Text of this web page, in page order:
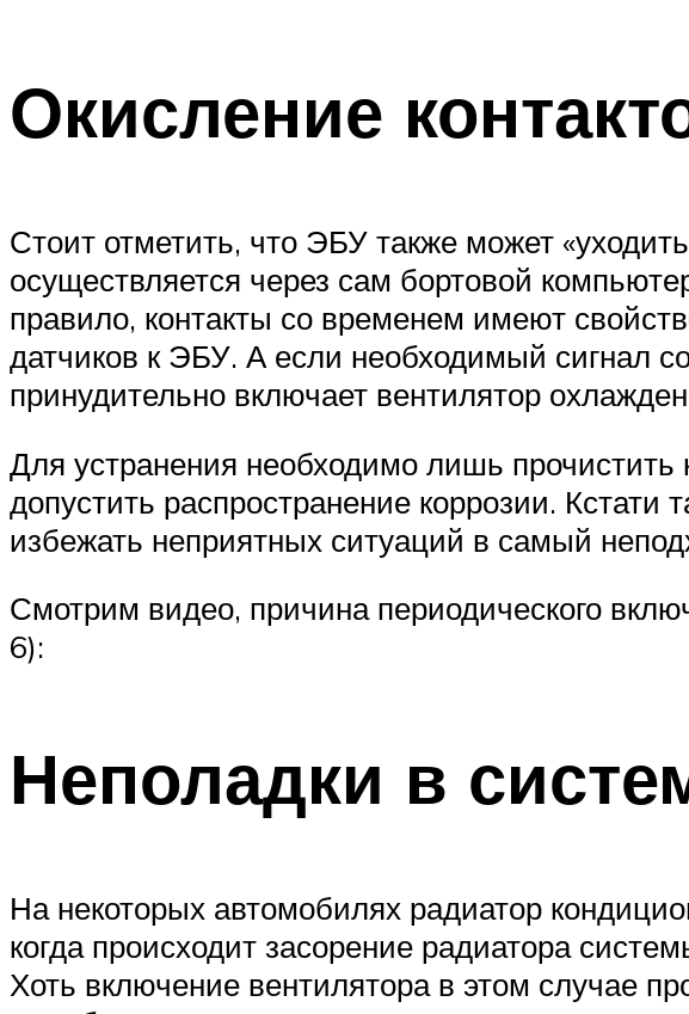
Окисление
Стоит отметить, что ЭБУ также может
осуществляется через сам бортовой
правило, контакты со временем имеют
датчиков к ЭБУ. А если необходимый сигнал
принудительно включает вентилятор
Для устранения необходимо лишь
допустить распространение коррозии. Кстати
избежать неприятных ситуаций в самый
Смотрим видео, причина периодического
6):
Неполадки в
На некоторых автомобилях радиатор
когда происходит засорение радиатора
Хоть включение вентилятора в этом случае